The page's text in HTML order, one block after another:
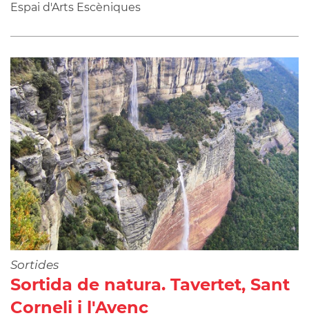
Espai d'Arts Escèniques
Sortides
Sortida de natura. Tavertet, Sant
Corneli i l'Avenc